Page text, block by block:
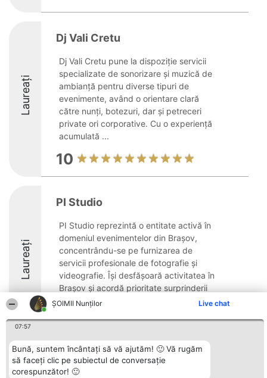
ȘOIMII Nunților Live chat
07:57
Bună, suntem încântați să vă ajutăm! 🙂 Vă rugăm
să faceți clic pe subiectul de conversație
corespunzător! 🙂
Laureați
Dj Vali Cretu
Dj Vali Cretu pune la dispoziție servicii
specializate de sonorizare și muzică de
ambianță pentru diverse tipuri de
evenimente, având o orientare clară
către nunți, botezuri, dar și petreceri
private ori corporative. Cu o experiență
acumulată ...
10
Laureați
PI Studio
PI Studio reprezintă o entitate activă în
domeniul evenimentelor din Brașov,
concentrându-se pe furnizarea de
servicii profesionale de fotografie și
videografie. Își desfășoară activitatea în
Brașov și acordă prioritate surprinderii
esenței ...
10
Organizator Ranking
BRIGHT SOLUTIONS BR SRL
Plebiscyt